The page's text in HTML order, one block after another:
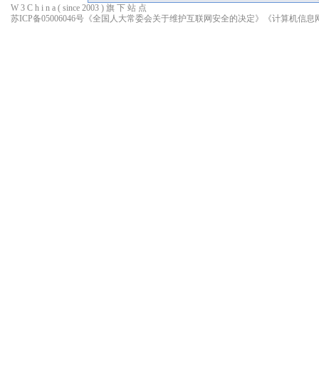
W 3 C h i n a ( since 2003 ) 旗 下 站 点
苏ICP备05006046号 《全国人大常委会关于维护互联网安全的决定》 《计算机信